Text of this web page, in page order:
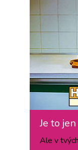
Je to
Ale v